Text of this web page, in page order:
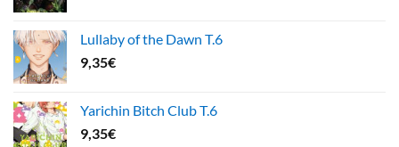
Lullaby of the Dawn T.6
9,35€
Yarichin Bitch Club T.6
9,35€